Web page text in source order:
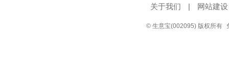
关于我们 | 网站建设
© 生意宝(002095) 版权所有